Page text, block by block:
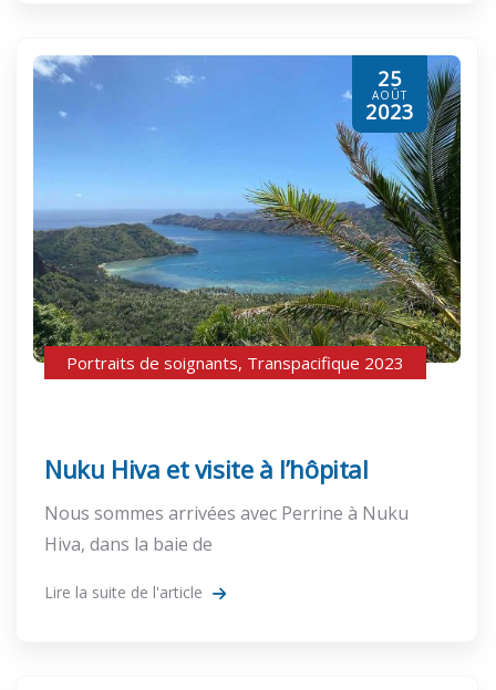
25
AOÛT
2023
Portraits de soignants, Transpacifique 2023
Nuku Hiva et visite à l’hôpital
Nous sommes arrivées avec Perrine à Nuku
Hiva, dans la baie de
Lire la suite de l'article